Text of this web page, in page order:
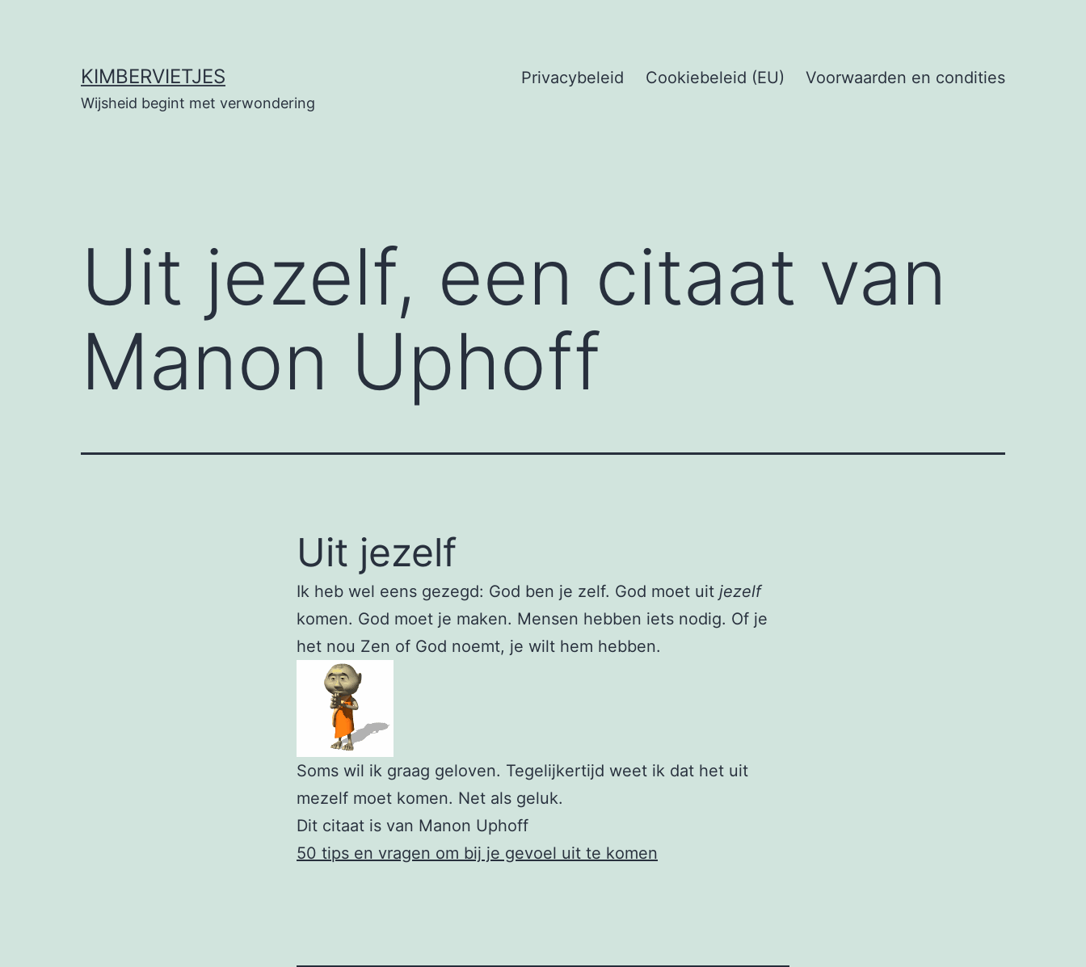
KIMBERVIETJES
Wijsheid begint met verwondering
Privacybeleid Cookiebeleid (EU) Voorwaarden en condities
Uit jezelf, een citaat van
Manon Uphoff
Uit jezelf
Ik heb wel eens gezegd: God ben je zelf. God moet uit jezelf
komen. God moet je maken. Mensen hebben iets nodig. Of je
het nou Zen of God noemt, je wilt hem hebben.
Soms wil ik graag geloven. Tegelijkertijd weet ik dat het uit
mezelf moet komen. Net als geluk.
Dit citaat is van Manon Uphoff
50 tips en vragen om bij je gevoel uit te komen